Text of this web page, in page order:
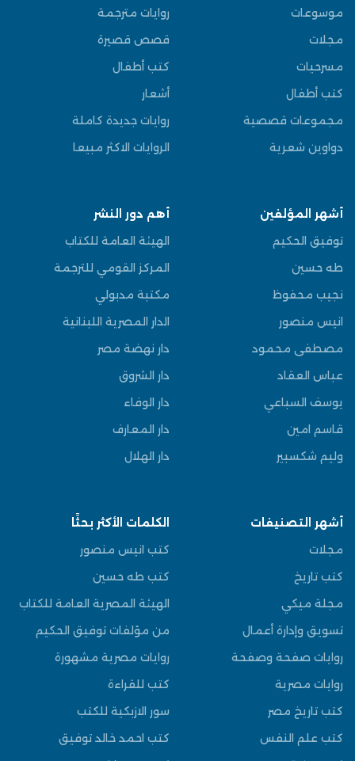
موسوعات
مجلات
مسرحيات
كتب أطفال
مجموعات قصصية
دواوين شعرية
روايات مترجمة
قصص قصيرة
كتب أطفال
أشعار
روايات جديدة كاملة
الروايات الاكثر مبيعا
أشهر المؤلفين
توفيق الحكيم
طه حسين
نجيب محفوظ
انيس منصور
مصطفى محمود
عباس العقاد
يوسف السباعي
قاسم امين
وليم شكسبير
أهم دور النشر
الهيئة العامة للكتاب
المركز القومي للترجمة
مكتبة مدبولي
الدار المصرية اللبنانية
دار نهضة مصر
دار الشروق
دار الوفاء
دار المعارف
دار الهلال
أشهر التصنيفات
مجلات
كتب تاريخ
مجلة ميكي
تسويق وإدارة أعمال
روايات صفحة وصفحة
روايات مصرية
كتب تاريخ مصر
كتب علم النفس
الكلمات الأكثر بحثًا
كتب انيس منصور
كتب طه حسين
الهيئة المصرية العامة للكتاب
من مؤلفات توفيق الحكيم
روايات مصرية مشهورة
كتب للقراءة
سور الازبكية للكتب
كتب احمد خالد توفيق